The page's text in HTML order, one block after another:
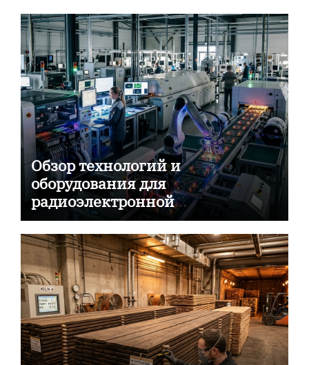
Обзор технологий и
оборудования для
радиоэлектронной
промышленности